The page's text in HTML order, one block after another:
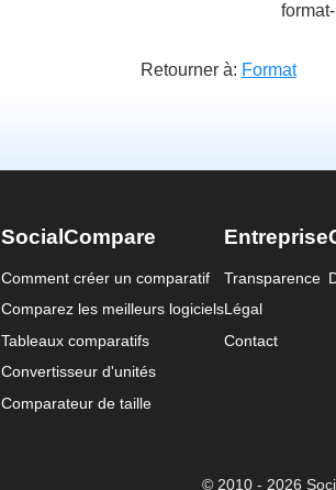
Retourner à: Format
SocialCompare
Comment créer un comparatif
Comparez les meilleurs logiciels
Tableaux comparatifs
Convertisseur d'unités
Comparateur de taille
Entreprise
Transparence
Légal
Contact
© 2010 - 2026